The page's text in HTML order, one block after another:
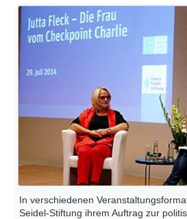
In verschiedenen
Seidel-Stiftung ihrem Auftrag zur